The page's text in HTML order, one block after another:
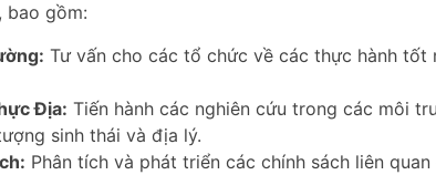
bao gồm:
Tư vấn cho các tổ chức về các thực hành tốt
Địa: Tiến hành các nghiên cứu trong các môi
sinh thái và địa lý.
Phân tích và phát triển các chính sách liên